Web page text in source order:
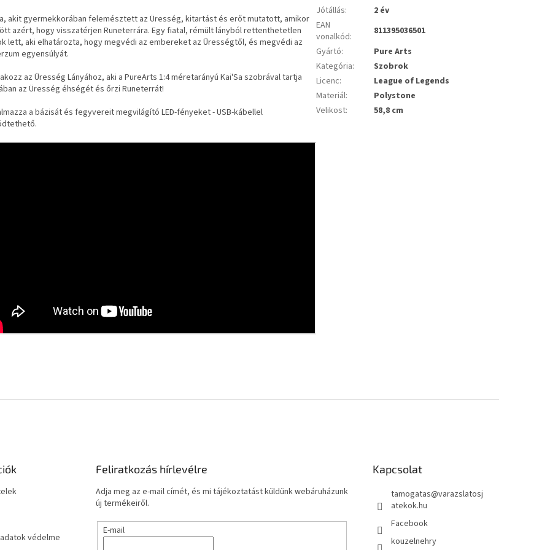
akit gyermekkorában felemésztett az Üresség, kitartást és erőt mutatott, amikor
azért, hogy visszatérjen Runeterrára. Egy fiatal, rémült lányból rettenthetetlen
lett, aki elhatározta, hogy megvédi az embereket az Ürességtől, és megvédi az
egyensúlyát.
az Üresség Lányához, aki a PureArts 1:4 méretarányú Kai'Sa szobrával tartja
az Üresség éhségét és őrzi Runeterrát!
a bázisát és fegyvereit megvilágító LED-fényeket - USB-kábellel
Jótállás:
2 év
EAN
vonalkód:
811395036501
Gyártó:
Pure Arts
Kategória:
Szobrok
Licenc:
League of Legends
Materiál:
Polystone
Velikost: 58,8 cm
védelme
Feliratkozás hírlevélre
Adja meg az e-mail címét, és mi tájékoztatást küldünk webáruházunk
új termékeiről.
E-mail
Kapcsolat
tamogatas@varazslatosj
atekok.hu
Facebook
kouzelnehry